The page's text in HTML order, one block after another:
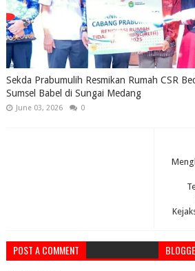
Sekda Prabumulih Resmikan Rumah CSR
Sumsel Babel di Sungai Medang
June 03, 2026 0
POST A COMMENT